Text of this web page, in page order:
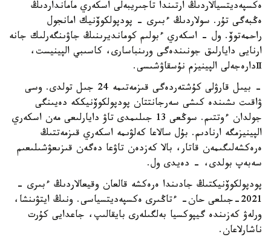
حالىقارالىق جارىستارداعى جەتىستىكتەر مەن كۇردەلى
ەكسپەديتسيالاردىڭ ارتىندا تاجىريبەلى اسكەري مامانداردىڭ
ەڭبەگى تۇر. سولاردىڭ ءبىرى - پودپولكوۆنيك امانجول
راحمەتوۆ. ول - اسكەري ءبولىم كومانديرىنىڭ جاۋىنگەرلىك جانە
ارنايى دايارلىق جونىندەگى ورىنباسارى، كاسىبي الپينيست،
- بيىل قارۋلى كۇشتەردەگى قىزمەتىمە 24 جىل تولدى. وسى
ۋاقىت ىشىندە كىشى سەرجانتتان پودپولكوۆنيككە دەيىنگى
جولدان ءوتتىم. سوڭعى 13 جىلىمدى تاۋ دايارلىعى مەن اسكەري
الپينيزمگە ارنادىم. بۇل سالاعا كەلۋىمە اسكەري قىزمەتتىڭ
ەرەكشەلىگىمەن قاتار، بالا كەزدەن تاۋعا دەگەن قىزىعۋشىلىعىم
سەبەپ بولدى، - دەيدى ول.
پودپولكوۆنيكتىڭ جادىندا ەرەكشە قالعان وقيعالاردىڭ ءبىرى -
2021-جىلعى حان- ءتاڭىرى ەكسپەديتسياسى. ونىڭ ايتۋىنشا،
ورلەۋ كەزىندە گيپوكسيا بەلگىلەرى بايقالىپ، جاعدايى كۇرت